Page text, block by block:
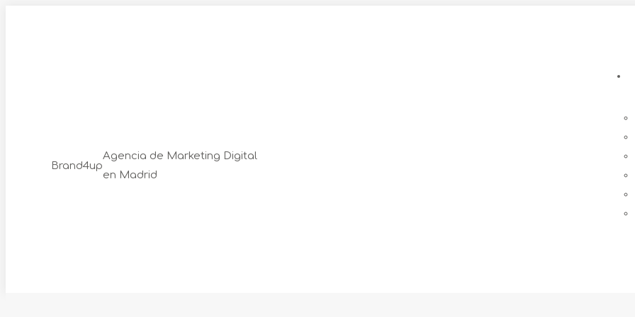
Brand4up
Agencia de Marketing Digital
en Madrid